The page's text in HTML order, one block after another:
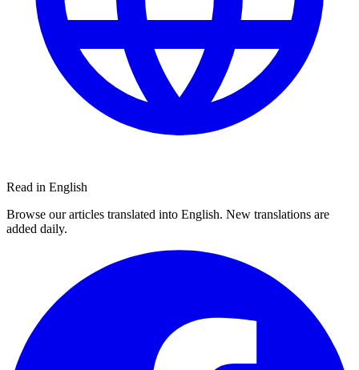
Read in English
Browse our articles translated into English. New translations are
added daily.